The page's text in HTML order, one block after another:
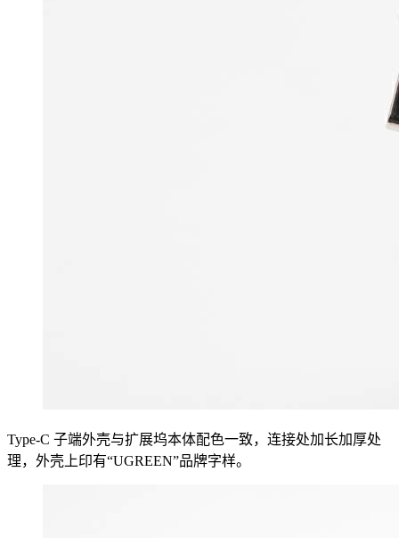
Type-C 子端外壳与扩展坞本体配色一致，连接处加长加厚处
理，外壳上印有“UGREEN”品牌字样。